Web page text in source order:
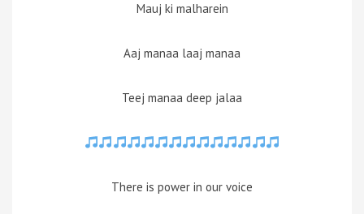
Mauj ki malharein
Aaj manaa laaj manaa
Teej manaa deep jalaa
There is power in our voice